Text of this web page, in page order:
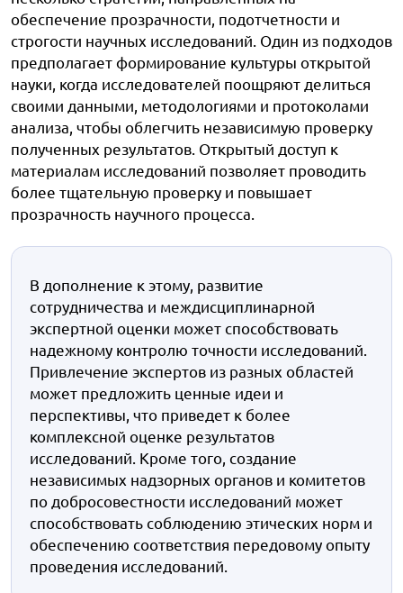
обеспечение прозрачности, подотчетности и
строгости научных исследований. Один из подходов
предполагает формирование культуры открытой
науки, когда исследователей поощряют делиться
своими данными, методологиями и протоколами
анализа, чтобы облегчить независимую проверку
полученных результатов. Открытый доступ к
материалам исследований позволяет проводить
более тщательную проверку и повышает
прозрачность научного процесса.
В дополнение к этому, развитие
сотрудничества и междисциплинарной
экспертной оценки может способствовать
надежному контролю точности исследований.
Привлечение экспертов из разных областей
может предложить ценные идеи и
перспективы, что приведет к более
комплексной оценке результатов
исследований. Кроме того, создание
независимых надзорных органов и комитетов
по добросовестности исследований может
способствовать соблюдению этических норм и
обеспечению соответствия передовому опыту
проведения исследований.